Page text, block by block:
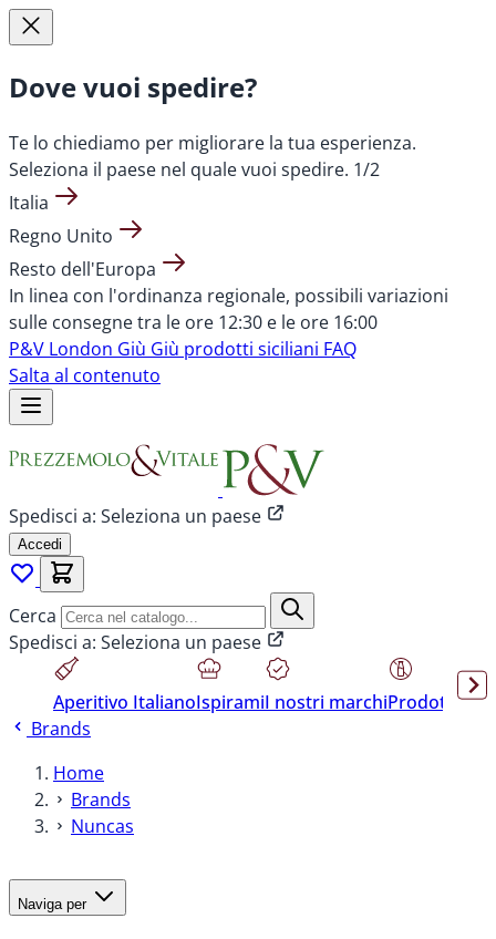
Dove vuoi spedire?
Te lo chiediamo per migliorare la tua esperienza.
Seleziona il paese nel quale vuoi spedire. 1/2
Italia
Regno Unito
Resto dell'Europa
In linea con l'ordinanza regionale, possibili variazioni
sulle consegne tra le ore 12:30 e le ore 16:00
P&V London Giù Giù prodotti siciliani FAQ
Salta al contenuto
Spedisci a: Seleziona un paese
Accedi
Cerca
Spedisci a: Seleziona un paese
Aperitivo ItalianoIspiramiI nostri marchiProdotti
Brands
Home
Brands
Nuncas
Naviga per